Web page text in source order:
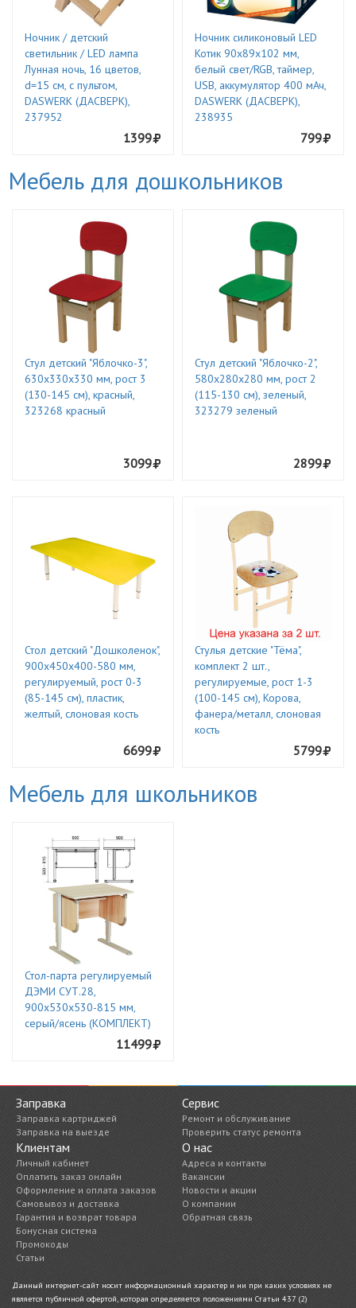
Ночник / детский
светильник / LED лампа
Лунная ночь, 16 цветов,
d=15 см, с пультом,
DASWERK (ДАСВЕРК),
237952
1399
Ночник силиконовый LED
Котик 90x89x102 мм,
белый свет/RGB, таймер,
USB, аккумулятор 400 мАч,
DASWERK (ДАСВЕРК),
238935
799
Мебель для дошкольников
Стул детский "Яблочко-3",
630х330х330 мм, рост 3
(130-145 см), красный,
323268 красный
3099
Стул детский "Яблочко-2",
580х280х280 мм, рост 2
(115-130 см), зеленый,
323279 зеленый
2899
Стол детский "Дошколенок",
900х450х400-580 мм,
регулируемый, рост 0-3
(85-145 см), пластик,
желтый, слоновая кость
6699
Стулья детские "Тёма",
комплект 2 шт.,
регулируемые, рост 1-3
(100-145 см), Корова,
фанера/металл, слоновая
кость
5799
Мебель для школьников
Стол-парта регулируемый
ДЭМИ СУТ.28,
900х530х530-815 мм,
серый/ясень (КОМПЛЕКТ)
11499
Заправка
Заправка картриджей
Заправка на выезде
Сервис
Ремонт и обслуживание
Проверить статус ремонта
Клиентам
Личный кабинет
Оплатить заказ онлайн
Оформление и оплата заказов
Самовывоз и доставка
Гарантия и возврат товара
Бонусная система
Промокоды
Статьи
О нас
Адреса и контакты
Вакансии
Новости и акции
О компании
Обратная связь
Данный интернет-сайт носит информационный характер и ни при каких условиях не
является публичной офертой, которая определяется положениями Статьи 437 (2)